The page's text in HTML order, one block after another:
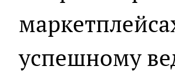
успешному